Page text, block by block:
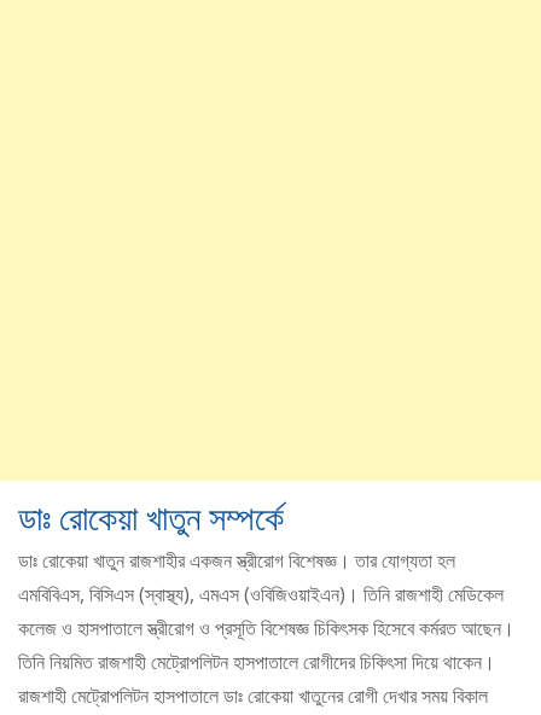
ডাঃ রোকেয়া খাতুন সম্পর্কে
ডাঃ রোকেয়া খাতুন রাজশাহীর একজন স্ত্রীরোগ বিশেষজ্ঞ। তার যোগ্যতা হল
এমবিবিএস, বিসিএস (স্বাস্থ্য), এমএস (ওবিজিওয়াইএন)। তিনি রাজশাহী মেডিকেল
কলেজ ও হাসপাতালে স্ত্রীরোগ ও প্রসূতি বিশেষজ্ঞ চিকিৎসক হিসেবে কর্মরত আছেন।
তিনি নিয়মিত রাজশাহী মেট্রোপলিটন হাসপাতালে রোগীদের চিকিৎসা দিয়ে থাকেন।
রাজশাহী মেট্রোপলিটন হাসপাতালে ডাঃ রোকেয়া খাতুনের রোগী দেখার সময় বিকাল